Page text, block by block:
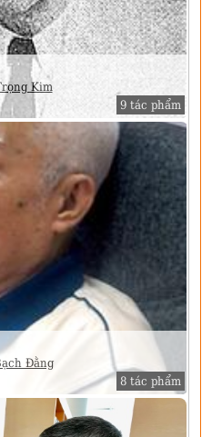
Kim
9 tác phẩm
Đằng
8 tác phẩm